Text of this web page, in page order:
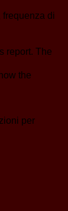
frequenza di
report. The
the
per